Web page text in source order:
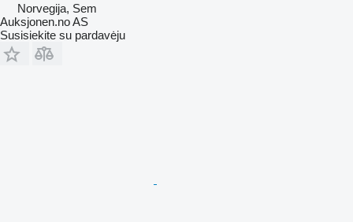
Norvegija, Sem
Auksjonen.no AS
Susisiekite su pardavėju